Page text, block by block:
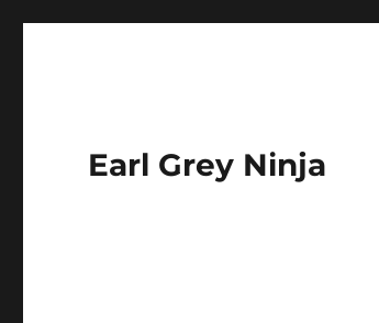
Earl Grey Ninja